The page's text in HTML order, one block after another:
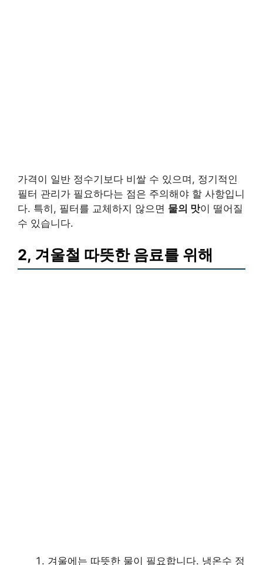
가격이 일반 정수기보다 비쌀 수 있으며, 정기적인
필터 관리가 필요하다는 점은 주의해야 할 사항입니
다. 특히, 필터를 교체하지 않으면 물의 맛이 떨어질
수 있습니다.
2, 겨울철 따뜻한 음료를 위해
겨울에는 따뜻한 물이 필요합니다. 냉온수 정